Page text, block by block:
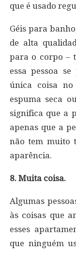
que é usado
Géis para
de alta
para o corpo –
essa pessoa
única coisa
espuma seca
significa que a
apenas que a
não tem muito
aparência.
8. Muita coisa.
Algumas
às coisas que
esses
que ninguém